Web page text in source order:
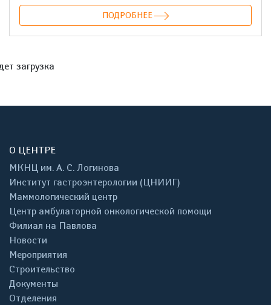
ПОДРОБНЕЕ
загрузка
О ЦЕНТРЕ
МКНЦ им. А. С. Логинова
Институт гастроэнтерологии (ЦНИИГ)
Маммологический центр
Центр амбулаторной онкологической помощи
Филиал на Павлова
Новости
Мероприятия
Строительство
Документы
Отделения